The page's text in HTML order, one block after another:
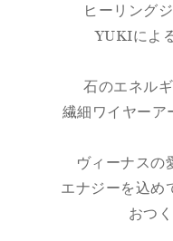
ヒーリング
YUKIによ
石のエネル
繊細ワイヤー
ヴィーナスの
エナジーを込め
おつ